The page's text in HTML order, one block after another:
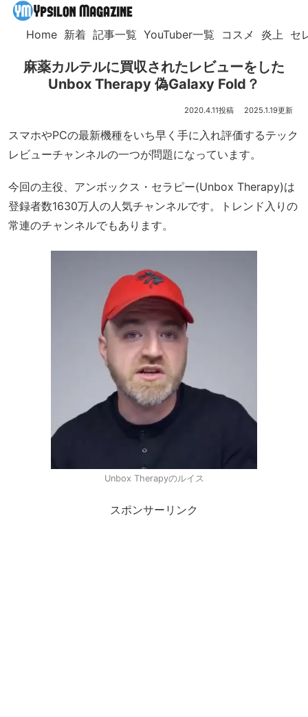
Home 新着 記事一覧 YouTuber一覧 コスメ 炎上 セ
麻薬カルテルに買収されたレビューをした
Unbox Therapy 偽Galaxy Fold？
2020.4.11 2025.1.19
スマホやPCの最新機種をいち早く手に入れ評価するテック
レビューチャンネルの一つが問題になっています。
今回の主役、アンボックス・セラピー(Unbox Therapy)は
登録者数1630万人の人気チャンネルです。トレンド入りの
常連のチャンネルでもあります。
Unbox Therapyのルイス
スポンサーリンク